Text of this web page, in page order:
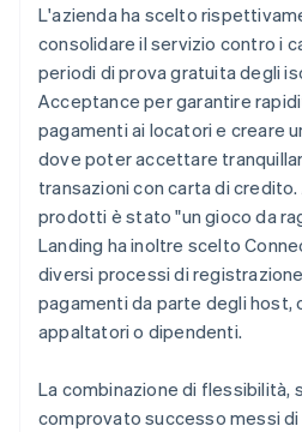
L'azienda ha scelto
consolidare il servizio contro i
periodi di prova gratuita degli
Acceptance per garantire
pagamenti ai locatori e creare
dove poter accettare
transazioni con carta di
prodotti è stato "un gioco da
Landing ha inoltre scelto
diversi processi di
pagamenti da parte degli
appaltatori o dipendenti.
La combinazione di flessibilità,
comprovato successo messi